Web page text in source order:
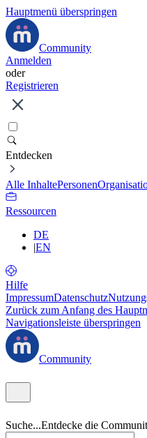
Hauptmenü überspringen
Community
Anmelden
oder
Registrieren
Entdecken
Alle InhaltePersonen
Ressourcen
DE
|EN
Hilfe
ImpressumDatenschutz
Zurück zum Anfang des
Navigationsleiste überspringen
Community
Suche...Entdecke die